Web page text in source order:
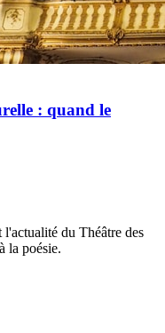
: quand le
du Théâtre des
la poésie.